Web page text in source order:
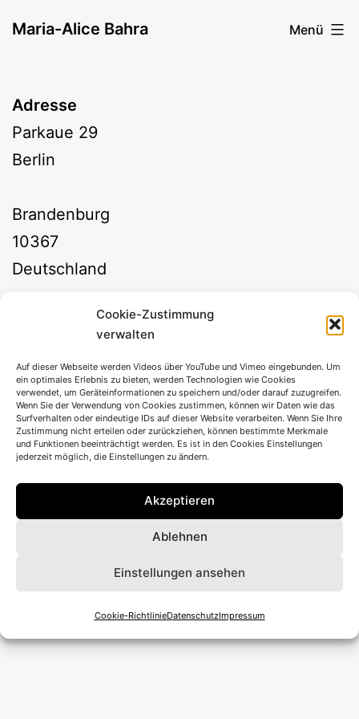
Cookie-Zustimmung
verwalten
Auf dieser Webseite werden Videos über YouTube und Vimeo eingebunden. Um
ein optimales Erlebnis zu bieten, werden Technologien wie Cookies
verwendet, um Geräteinformationen zu speichern und/oder darauf zuzugreifen.
Wenn Sie der Verwendung von Cookies zustimmen, können wir Daten wie das
Surfverhalten oder eindeutige IDs auf dieser Website verarbeiten. Wenn Sie Ihre
Zustimmung nicht erteilen oder zurückziehen, können bestimmte Merkmale
und Funktionen beeinträchtigt werden. Es ist in den Cookies Einstellungen
jederzeit möglich, die Einstellungen zu ändern.
Akzeptieren
Ablehnen
Einstellungen ansehen
Cookie-RichtlinieDatenschutzImpressum
Inhalt
Maria-Alice Bahra Menü
Adresse
Parkaue 29
Berlin
Brandenburg
10367
Deutschland
Kommende Veranstaltungen
Ort</li>
Beitragsnavigation
Vorheriger Beitrag
Schauburg München
Nächster Beitrag